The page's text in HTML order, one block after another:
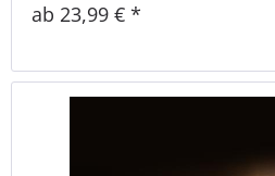
ab 23,99 € *